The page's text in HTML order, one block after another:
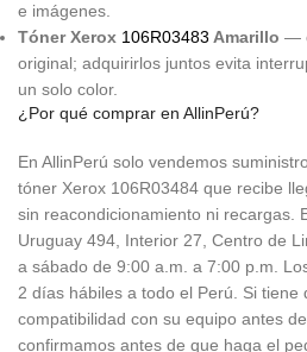
e imágenes.
Tóner Xerox 106R03483 Amarillo —
original; adquirirlos juntos evita
un solo color.
¿Por qué comprar en AllinPerú?
En AllinPerú solo vendemos
tóner Xerox 106R03484 que recibe
sin reacondicionamiento ni recargas.
Uruguay 494, Interior 27, Centro de
a sábado de 9:00 a.m. a 7:00 p.m.
2 días hábiles a todo el Perú. Si tiene
compatibilidad con su equipo antes
confirmamos antes de que haga el